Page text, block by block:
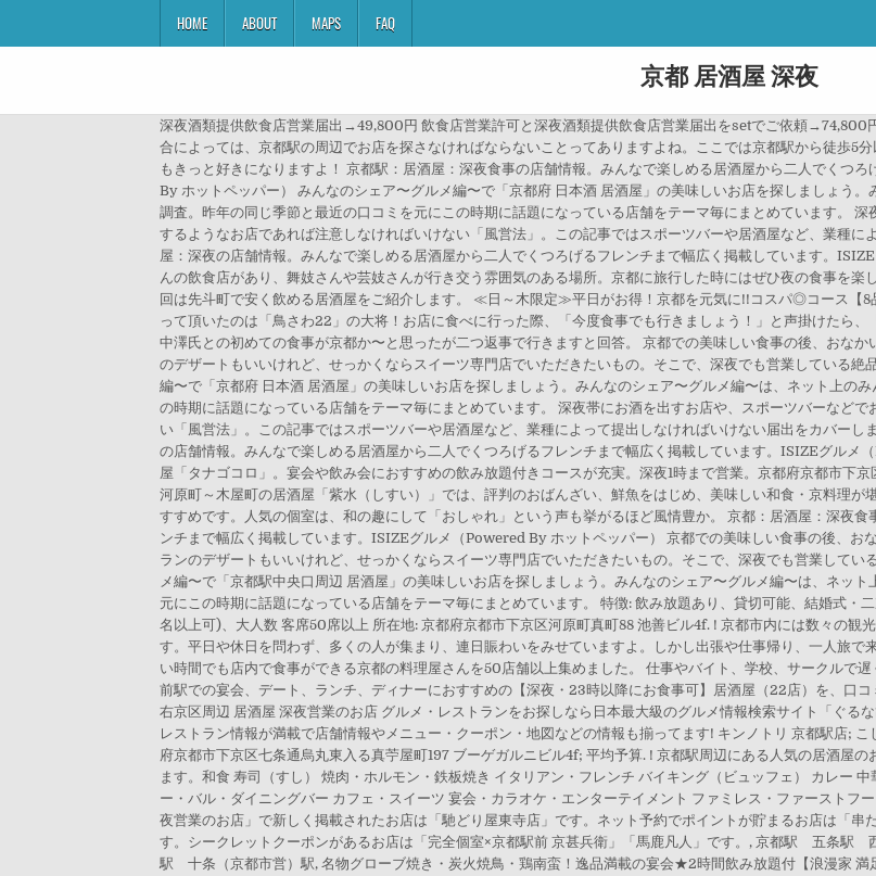
HOME ABOUT MAPS FAQ
京都 居酒屋 深夜
深夜酒類提供飲食店営業届出→49,800円 飲食店営業許可と深夜酒類提供飲食店営業届出をsetでご依頼→74,800
合によっては、京都駅の周辺でお店を探さなければならないことってありますよね。ここでは京都駅から徒歩5
もきっと好きになりますよ！ 京都駅：居酒屋：深夜食事の店舗情報。みんなで楽しめる居酒屋から二人でくつ
By ホットペッパー） みんなのシェア〜グルメ編〜で「京都府 日本酒 居酒屋」の美味しいお店を探しましょう
調査。昨年の同じ季節と最近の口コミを元にこの時期に話題になっている店舗をテーマ毎にまとめています。
するようなお店であれば注意しなければいけない「風営法」。この記事ではスポーツバーや居酒屋など、業種
屋：深夜の店舗情報。みんなで楽しめる居酒屋から二人でくつろげるフレンチまで幅広く掲載しています。
んの飲食店があり、舞妓さんや芸妓さんが行き交う雰囲気のある場所。京都に旅行した時にはぜひ夜の食事を
回は先斗町で安く飲める居酒屋をご紹介します。 ≪日～木限定≫平日がお得！京都を元気に!!コスパ◎コース【
って頂いたのは「鳥さわ22」の大将！お店に食べに行った際、「今度食事でも行きましょう！」と声掛けたら
中澤氏との初めての食事が京都か〜と思ったが二つ返事で行きますと回答。 京都での美味しい食事の後、おな
のデザートもいいけれど、せっかくならスイーツ専門店でいただきたいもの。そこで、深夜でも営業している絶
編〜で「京都府 日本酒 居酒屋」の美味しいお店を探しましょう。みんなのシェア〜グルメ編〜は、ネット上の
の時期に話題になっている店舗をテーマ毎にまとめています。 深夜帯にお酒を出すお店や、スポーツバーなど
い「風営法」。この記事ではスポーツバーや居酒屋など、業種によって提出しなければいけない届出をカバー
の店舗情報。みんなで楽しめる居酒屋から二人でくつろげるフレンチまで幅広く掲載しています。ISIZEグルメ
屋「タナゴコロ」。宴会や飲み会におすすめの飲み放題付きコースが充実。深夜1時まで営業。京都府京都市下
河原町～木屋町の居酒屋「紫水（しすい）」では、評判のおばんざい、鮮魚をはじめ、美味しい和食・京料理
すすめです。人気の個室は、和の趣にして「おしゃれ」という声も挙がるほど風情豊か。 京都：居酒屋：深夜
ンチまで幅広く掲載しています。ISIZEグルメ（Powered By ホットペッパー） 京都での美味しい食事の後、お
ランのデザートもいいけれど、せっかくならスイーツ専門店でいただきたいもの。そこで、深夜でも営業して
メ編〜で「京都駅中央口周辺 居酒屋」の美味しいお店を探しましょう。みんなのシェア〜グルメ編〜は、ネッ
元にこの時期に話題になっている店舗をテーマ毎にまとめています。 特徴: 飲み放題あり、貸切可能、結婚式
名以上可)、大人数 客席50席以上 所在地: 京都府京都市下京区河原町真町88 池善ビル4f. ! 京都市内には数々の観
す。平日や休日を問わず、多くの人が集まり、連日賑わいをみせていますよ。しかし出張や仕事帰り、一人旅
い時間でも店内で食事ができる京都の料理屋さんを50店舗以上集めました。 仕事やバイト、学校、サークルで
前駅での宴会、デート、ランチ、ディナーにおすすめの【深夜・23時以降にお食事可】居酒屋（22店）を、口
右京区周辺 居酒屋 深夜営業のお店 グルメ・レストランをお探しなら日本最大級のグルメ情報検索サイト「ぐる
レストラン情報が満載で店舗情報やメニュー・クーポン・地図などの情報も揃ってます! キンノトリ 京都駅店;
府京都市下京区七条通烏丸東入る真苧屋町197 ブーゲガルニビル4f; 平均予算. ! 京都駅周辺にある人気の居酒屋
ます。和食 寿司（すし） 焼肉・ホルモン・鉄板焼き イタリアン・フレンチ バイキング（ビュッフェ） カレー
ー・バル・ダイニングバー カフェ・スイーツ 宴会・カラオケ・エンターテイメント ファミレス・ファーストフ
夜営業のお店」で新しく掲載されたお店は「馳どり屋東寺店」です。ネット予約でポイントが貯まるお店は「串
す。シークレットクーポンがあるお店は「完全個室×京都駅前 京甚兵衛」「馬鹿凡人」です。, 京都駅
駅 十条（京都市営）駅, 名物グローブ焼き・炭火焼鳥・鶏南蛮！逸品満載の宴会★2時間飲み放題付【浪漫家